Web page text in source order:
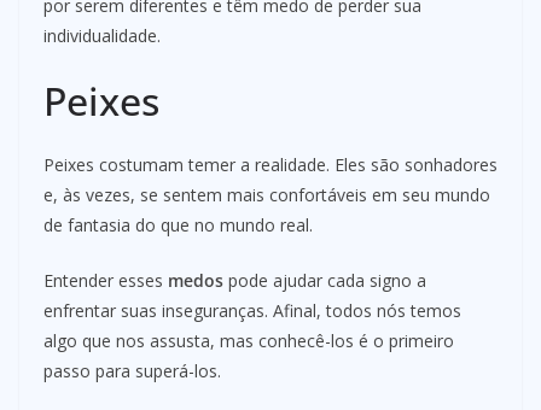
por serem diferentes e têm medo de perder sua
individualidade.
Peixes
Peixes costumam temer a realidade. Eles são sonhadores
e, às vezes, se sentem mais confortáveis em seu mundo
de fantasia do que no mundo real.
Entender esses medos pode ajudar cada signo a
enfrentar suas inseguranças. Afinal, todos nós temos
algo que nos assusta, mas conhecê-los é o primeiro
passo para superá-los.